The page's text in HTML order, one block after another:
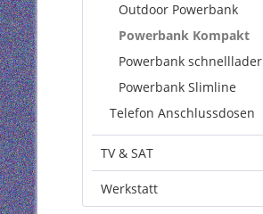
Outdoor Powerbank
Powerbank Kompakt
Powerbank schnelllader
Powerbank Slimline
Telefon Anschlussdosen
TV & SAT
Werkstatt